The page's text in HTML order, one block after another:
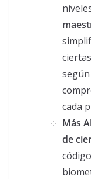
cada
Más
de